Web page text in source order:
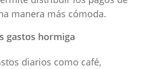
manera más cómoda.
gastos hormiga
diarios como café,